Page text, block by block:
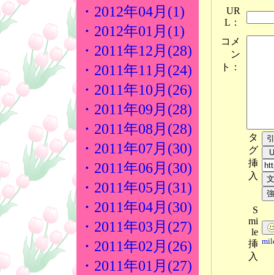
・2012年04月(1)
・2012年01月(1)
・2011年12月(28)
・2011年11月(24)
・2011年10月(26)
・2011年09月(28)
・2011年08月(28)
・2011年07月(30)
・2011年06月(30)
・2011年05月(31)
・2011年04月(30)
・2011年03月(27)
・2011年02月(26)
・2011年01月(27)
UR
L：
コメ
ン
ト：
タ
グ
挿
入
S
mi
le
挿
入